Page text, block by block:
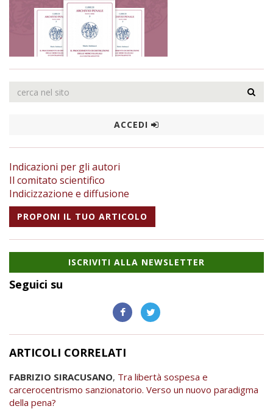
ACCEDI
Indicazioni per gli autori
Il comitato scientifico
Indicizzazione e diffusione
PROPONI IL TUO ARTICOLO
ISCRIVITI ALLA NEWSLETTER
Seguici su
ARTICOLI CORRELATI
FABRIZIO SIRACUSANO, Tra libertà sospesa e
carcerocentrismo sanzionatorio. Verso un nuovo paradigma
della pena?